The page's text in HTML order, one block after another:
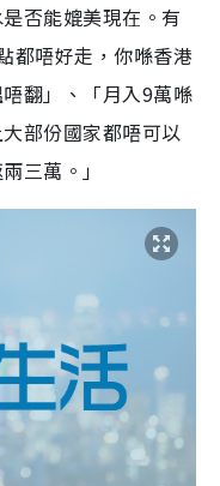
否能媲美現在。有
都唔好走，你喺香港
翻」、「月入9萬喺
部份國家都唔可以
三萬。」